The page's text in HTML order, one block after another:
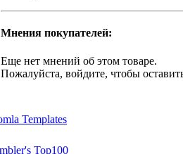
Мнения покупателей:
Еще нет мнений об этом товаре.
Пожалуйста, войдите, чтобы